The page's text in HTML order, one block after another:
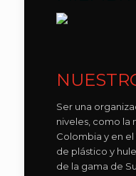
Ser una
niveles, como la
Colombia y en
de plástico y
de la gama de